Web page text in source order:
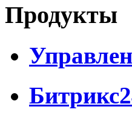
Продукты